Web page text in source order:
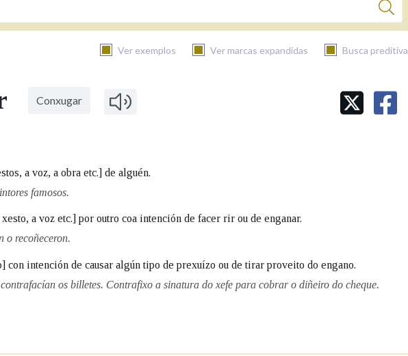
Ver exemplos Ver marcas expandidas Busca preditiva
Conxugar
a voz, a obra etc.] de alguén.
famosos.
a voz etc.] por outro coa intención de facer rir ou de enganar.
o recoñeceron.
con intención de causar algún tipo de prexuízo ou de tirar proveito do engano.
os billetes. Contrafixo a sinatura do xefe para cobrar o diñeiro do cheque.